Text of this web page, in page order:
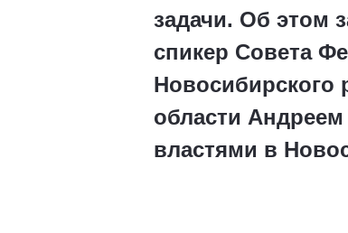
задачи. Об этом
спикер Совета
Новосибирского
области
властями в